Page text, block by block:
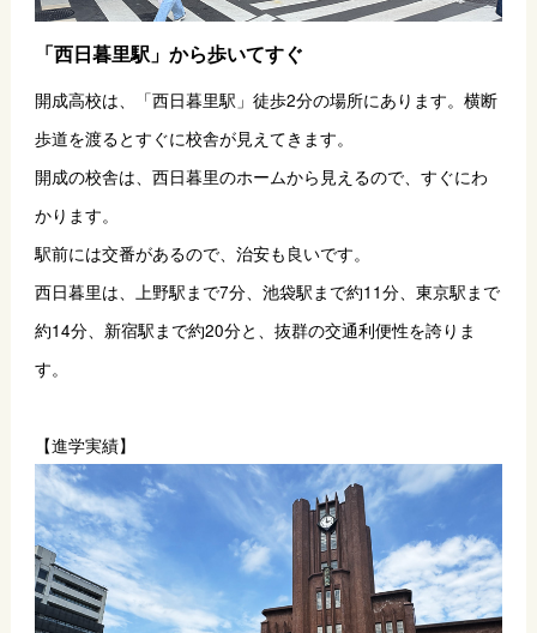
「西日暮里駅」から歩いてすぐ
開成高校は、「西日暮里駅」徒歩2分の場所にあります。横断
歩道を渡るとすぐに校舎が見えてきます。
開成の校舎は、西日暮里のホームから見えるので、すぐにわ
かります。
駅前には交番があるので、治安も良いです。
西日暮里は、上野駅まで7分、池袋駅まで約11分、東京駅まで
約14分、新宿駅まで約20分と、抜群の交通利便性を誇りま
す。
【進学実績】